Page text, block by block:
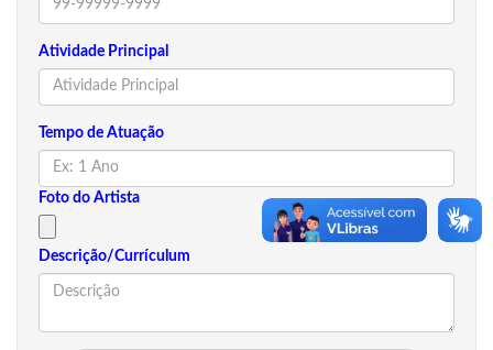
Atividade Principal
Tempo de Atuação
Foto do Artista
Descrição/Currículum